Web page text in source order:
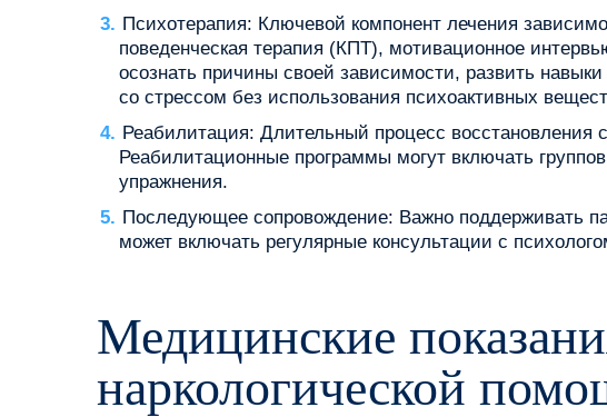
Психотерапия: Ключевой компонент лечения
поведенческая терапия (КПТ), мотивационное
осознать причины своей зависимости, развить
со стрессом без использования психоактивных
Реабилитация: Длительный процесс восстановления
Реабилитационные программы могут включать
упражнения.
Последующее сопровождение: Важно поддерживать
может включать регулярные консультации с
Медицинские
наркологической